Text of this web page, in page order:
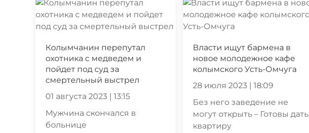
Колымчанин перепутал
охотника с медведем и
пойдет под суд за
смертельный выстрел
01 августа 2023 | 13:15
Мужчина скончался в
больнице
Власти ищут бармена в
новое молодежное кафе
колымского Усть-Омчуга
28 июля 2023 | 18:09
Без него заведение не
могут открыть – Готовы дать
квартиру